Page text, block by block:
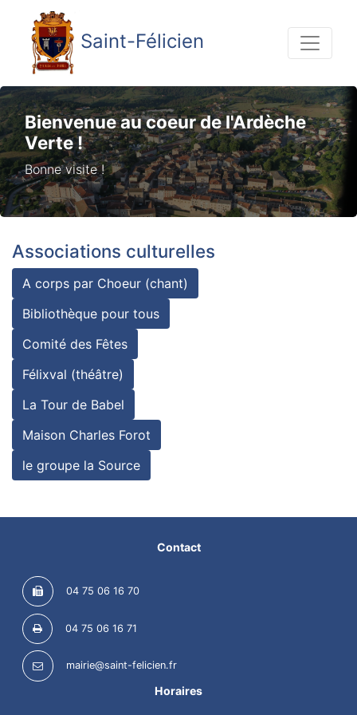
Saint-Félicien
Bienvenue au coeur de l'Ardèche
Verte !
Bonne visite !
Associations culturelles
A corps par Choeur (chant)
Bibliothèque pour tous
Comité des Fêtes
Félixval (théâtre)
La Tour de Babel
Maison Charles Forot
le groupe la Source
Contact
04 75 06 16 70
04 75 06 16 71
mairie@saint-felicien.fr
Horaires